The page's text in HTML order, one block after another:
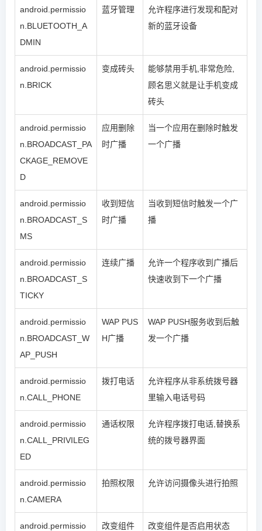
android.permissio
n.BLUETOOTH_A
DMIN
蓝牙管理
允许程序进行发现和配对
新的蓝牙设备
android.permissio
n.BRICK
变成砖头
能够禁用手机,非常危险,
顾名思义就是让手机变成
砖头
android.permissio
n.BROADCAST_PA
CKAGE_REMOVE
D
应用删除
时广播
当一个应用在删除时触发
一个广播
android.permissio
n.BROADCAST_S
MS
收到短信
时广播
当收到短信时触发一个广
播
android.permissio
n.BROADCAST_S
TICKY
连续广播
允许一个程序收到广播后
快速收到下一个广播
android.permissio
n.BROADCAST_W
AP_PUSH
WAP PUS
H广播
WAP PUSH服务收到后触
发一个广播
android.permissio
n.CALL_PHONE
拨打电话
允许程序从非系统拨号器
里输入电话号码
android.permissio
n.CALL_PRIVILEG
ED
通话权限
允许程序拨打电话,替换系
统的拨号器界面
android.permissio
n.CAMERA
拍照权限 允许访问摄像头进行拍照
android.permissio
改变组件
改变组件是否启用状态